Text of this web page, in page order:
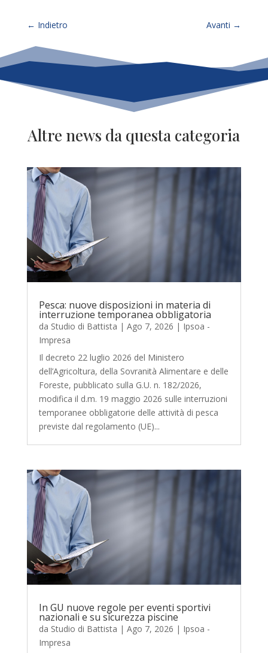
← Indietro Avanti →
Altre news da questa categoria
Pesca: nuove disposizioni in materia di
interruzione temporanea obbligatoria
da Studio di Battista | Ago 7, 2026 | Ipsoa -
Impresa
Il decreto 22 luglio 2026 del Ministero
dell’Agricoltura, della Sovranità Alimentare e delle
Foreste, pubblicato sulla G.U. n. 182/2026,
modifica il d.m. 19 maggio 2026 sulle interruzioni
temporanee obbligatorie delle attività di pesca
previste dal regolamento (UE)...
In GU nuove regole per eventi sportivi
nazionali e su sicurezza piscine
da Studio di Battista | Ago 7, 2026 | Ipsoa -
Impresa